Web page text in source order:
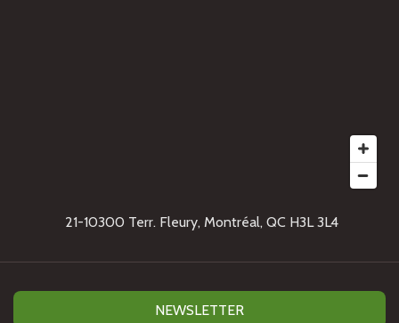
21-10300 Terr. Fleury, Montréal, QC H3L 3L4
NEWSLETTER